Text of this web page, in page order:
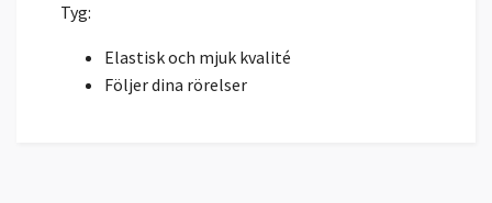
Tyg:
Elastisk och mjuk kvalité
Följer dina rörelser